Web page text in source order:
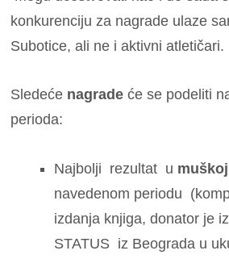
konkurenciju za nagrade ulaze
Subotice, ali ne i aktivni atletičari.
Sledeće nagrade će se podeliti
perioda:
Najbolji rezultat u muškoj
navedenom periodu
izdanja knjiga, donator je
STATUS iz Beograda u